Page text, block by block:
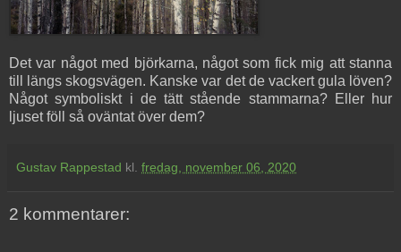
Det var något med björkarna, något som fick mig att stanna
till längs skogsvägen. Kanske var det de vackert gula löven?
Något symboliskt i de tätt stående stammarna? Eller hur
ljuset föll så oväntat över dem?
Gustav Rappestad kl. fredag, november 06, 2020
2 kommentarer: